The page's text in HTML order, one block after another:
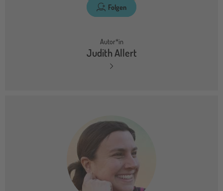
Folgen
Autor*in
Judith Allert